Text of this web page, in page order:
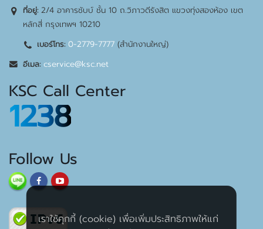
ที่อยู่:2/4 อาคารชับบ์ ชั้น 10 ถ.วิภาวดีรังสิต แขวงทุ่งสองห้อง เขต
หลักสี่ กรุงเทพฯ 10210
เบอร์โทร: 0-2779-7777 (สำนักงานใหญ่)
อีเมล: cservice@ksc.net
KSC Call Center
1238
Follow Us
เราใช้คุกกี้ (cookie) เพื่อเพิ่มประสิทธิภาพให้แก่